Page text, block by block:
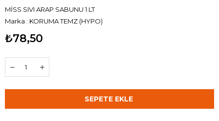
MİSS SIVI ARAP SABUNU 1 LT
Marka : KORUMA TEMZ (HYPO)
₺78,50